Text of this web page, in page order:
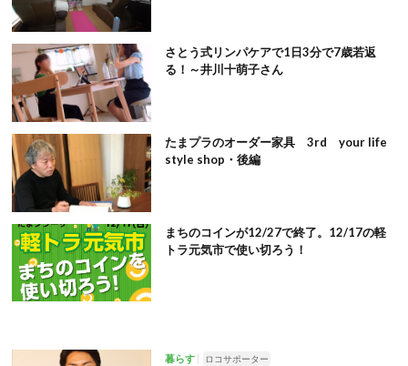
さとう式リンパケアで1日3分で7歳若返
る！～井川十萌子さん
たまプラのオーダー家具 3rd your life
style shop・後編
まちのコインが12/27で終了。12/17の軽
トラ元気市で使い切ろう！
暮らす ロコサポーター